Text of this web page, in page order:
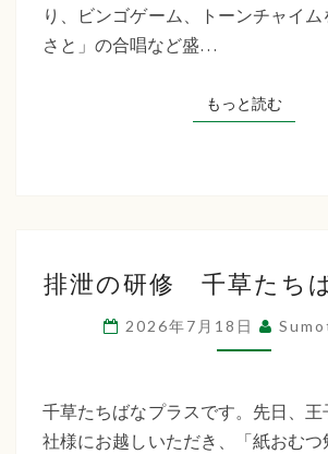
交
問
り、ビンゴゲーム、トーンチャイ
さと」の合唱など盛…
もっと読むもっと
泄
の
研
千
草
排泄の研修 千草たち
2026年7月18日
千草たちばなプラスです。先日、
社様にお越しいただき、「紙おむ